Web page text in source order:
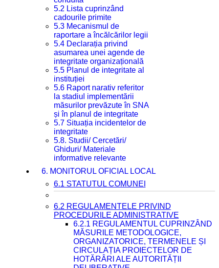
5.2 Lista cuprinzând
cadourile primite
5.3 Mecanismul de
raportare a încălcărilor legii
5.4 Declarația privind
asumarea unei agende de
integritate organizațională
5.5 Planul de integritate al
instituției
5.6 Raport narativ referitor
la stadiul implementării
măsurilor prevăzute în SNA
și în planul de integritate
5.7 Situația incidentelor de
integritate
5.8. Studii/ Cercetări/
Ghiduri/ Materiale
informative relevante
6. MONITORUL OFICIAL LOCAL
6.1 STATUTUL COMUNEI
6.2 REGULAMENTELE PRIVIND
PROCEDURILE ADMINISTRATIVE
6.2.1 REGULAMENTUL CUPRINZÂND
MĂSURILE METODOLOGICE,
ORGANIZATORICE, TERMENELE ȘI
CIRCULAȚIA PROIECTELOR DE
HOTĂRÂRI ALE AUTORITĂȚII